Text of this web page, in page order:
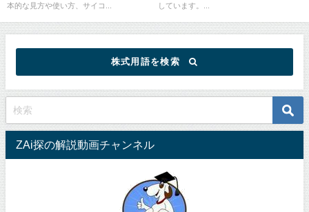
本的な見方や使い方、サイコ...
しています。...
株式用語を検索
ZAi探の解説動画チャンネル